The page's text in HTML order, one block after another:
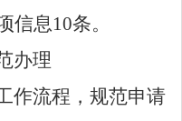
信息10条。
办理
作流程，规范申请